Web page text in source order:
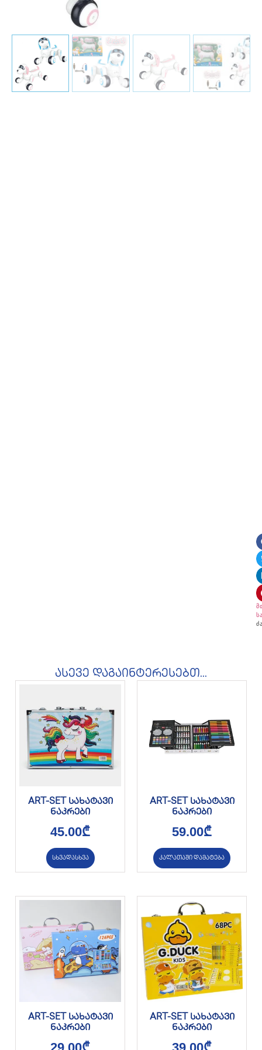
ასევე დაგაინტერესებთ...
ART-SET სახატავი
ნაკრები
45.00₾
სხვადასხვა
ART-SET სახატავი
ნაკრები
59.00₾
კალათაში დამატება
ART-SET სახატავი
ნაკრები
ART-SET სახატავი
ნაკრები